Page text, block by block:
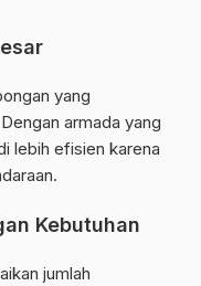
yang
armada yang
lebih efisien karena
Kebutuhan
jumlah